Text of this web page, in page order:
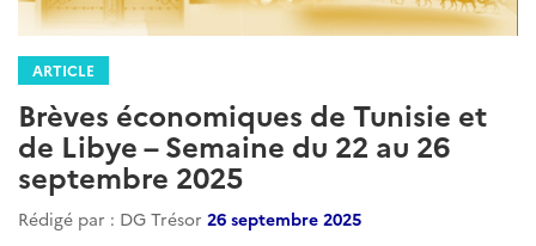
ARTICLE
Brèves économiques de Tunisie et
de Libye – Semaine du 22 au 26
septembre 2025
Rédigé par : DG Trésor 26 septembre 2025